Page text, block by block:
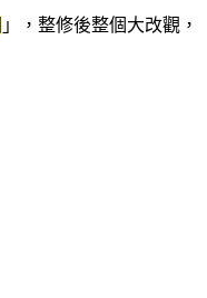
」，整修後整個大改觀，